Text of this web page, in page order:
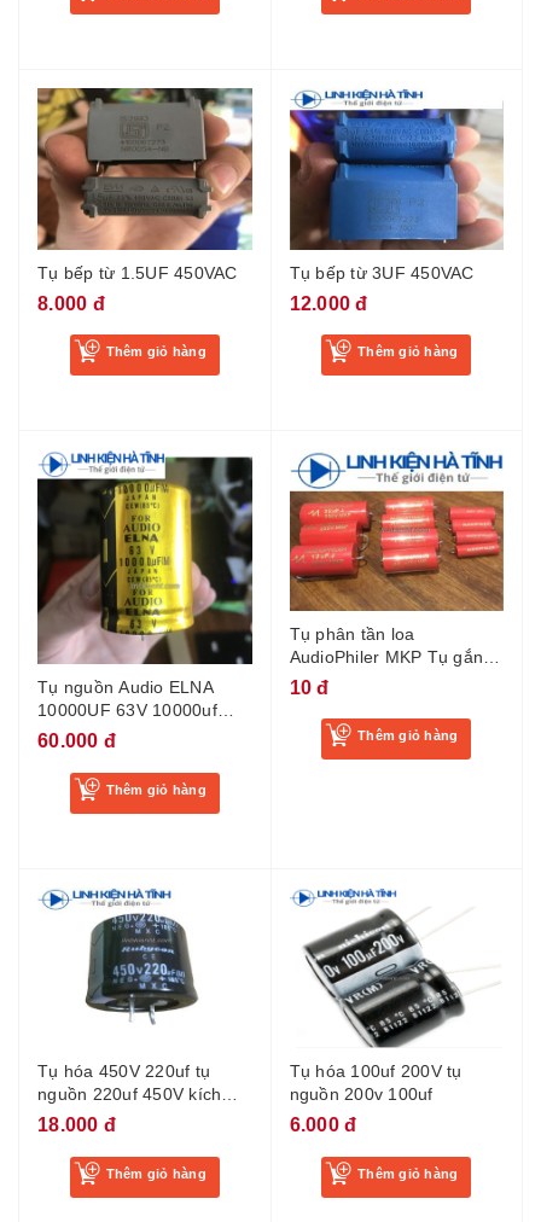
Tụ bếp từ 1.5UF 450VAC
8.000 đ
Thêm giỏ hàng
Tụ bếp từ 3UF 450VAC
12.000 đ
Thêm giỏ hàng
Tụ nguồn Audio ELNA
10000UF 63V 10000uf
mới đường kính tụ 35mm-
60.000 đ
Thêm giỏ hàng
Tụ phân tần loa
AudioPhiler MKP Tụ gắn
loa 1uf 1.5uf 2.2uf 3.3uf
15uf 22uf 250V loại tốt
10 đ
Thêm giỏ hàng
Tụ hóa 450V 220uf tụ
nguồn 220uf 450V kích
thước 30x30mm
18.000 đ
Thêm giỏ hàng
Tụ hóa 100uf 200V tụ
nguồn 200v 100uf
6.000 đ
Thêm giỏ hàng